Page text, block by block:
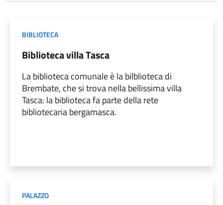
BIBLIOTECA
Biblioteca villa Tasca
La biblioteca comunale è la bilblioteca di
Brembate, che si trova nella bellissima villa
Tasca: la biblioteca fa parte della rete
bibliotecaria bergamasca.
PALAZZO